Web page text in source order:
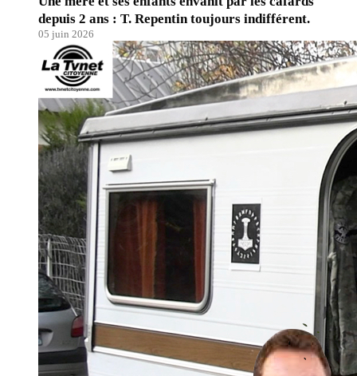
depuis 2 ans : T. Repentin toujours indifférent.
05 juin 2026